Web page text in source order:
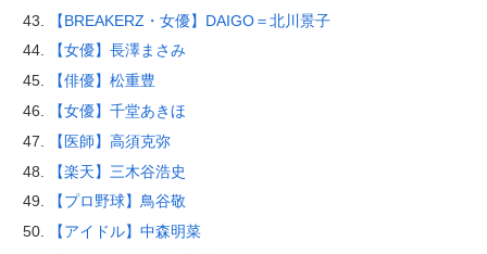
【BREAKERZ・女優】DAIGO＝北川景子
【女優】長澤まさみ
【俳優】松重豊
【女優】千堂あきほ
【医師】高須克弥
【楽天】三木谷浩史
【プロ野球】鳥谷敬
【アイドル】中森明菜